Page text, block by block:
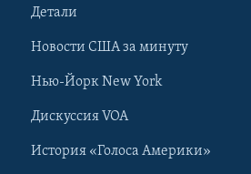
Детали
Новости США за минуту
Нью-Йорк New York
Дискуссия VOA
История «Голоса Америки»